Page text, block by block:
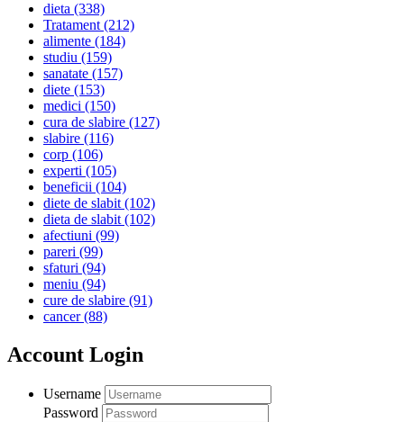
dieta (338)
Tratament(212)
alimente (184)
studiu (159)
sanatate (157)
diete (153)
medici (150)
cura de slabire (127)
slabire (116)
corp (106)
experti (105)
beneficii (104)
diete de slabit(102)
dieta de slabit(102)
afectiuni (99)
pareri (99)
sfaturi (94)
meniu (94)
cure de slabire (91)
cancer(88)
Account Login
Username
Password